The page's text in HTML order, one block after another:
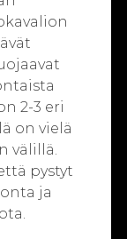
2-3 eri
on vielä
välillä.
pystyt
ja